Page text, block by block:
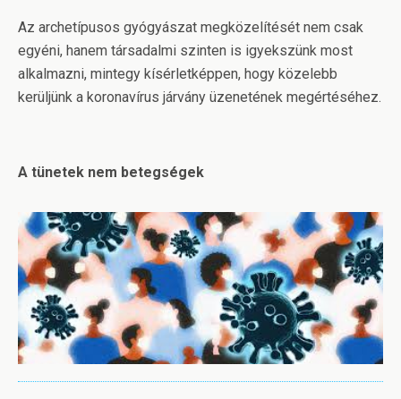
Az archetípusos gyógyászat megközelítését nem csak
egyéni, hanem társadalmi szinten is igyekszünk most
alkalmazni, mintegy kísérletképpen, hogy közelebb
kerüljünk a koronavírus járvány üzenetének megértéséhez.
A tünetek nem betegségek